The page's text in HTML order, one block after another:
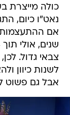
כולה מייצרת
נאט"ו כיום,
צבאי גדול.
לשנות כיוון
אבל גם פשוט